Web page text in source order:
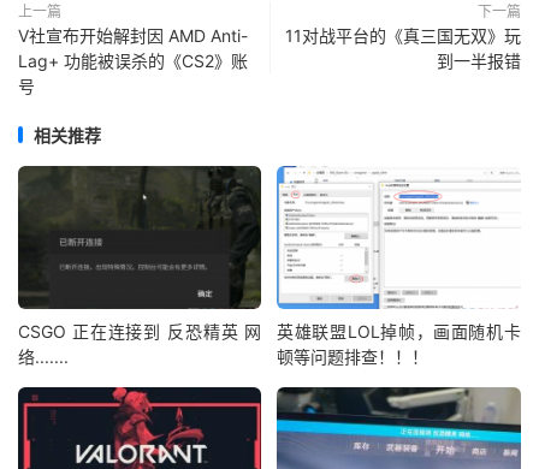
上一篇
V社宣布开始解封因 AMD Anti-
Lag+ 功能被误杀的《CS2》账
号
下一篇
11对战平台的《真三国无双》玩
到一半报错
相关推荐
CSGO 正在连接到 反恐精英 网
络.......
英雄联盟LOL掉帧，画面随机卡
顿等问题排查！！！